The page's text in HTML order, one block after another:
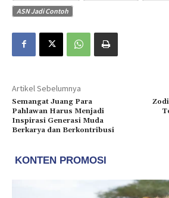
ASN Jadi Contoh
Artikel Sebelumnya
Semangat Juang Para
Pahlawan Harus Menjadi
Inspirasi Generasi Muda
Berkarya dan Berkontribusi